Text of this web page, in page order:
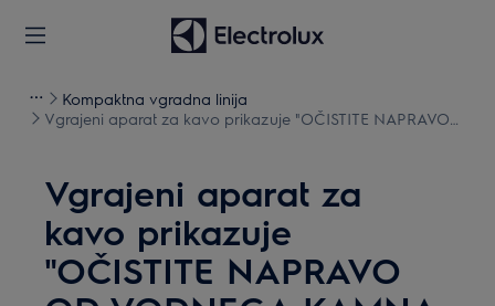
Kompaktna vgradna linija
Vgrajeni aparat za kavo prikazuje "OČISTITE NAPRAVO
Vgrajeni aparat za
kavo prikazuje
"OČISTITE NAPRAVO